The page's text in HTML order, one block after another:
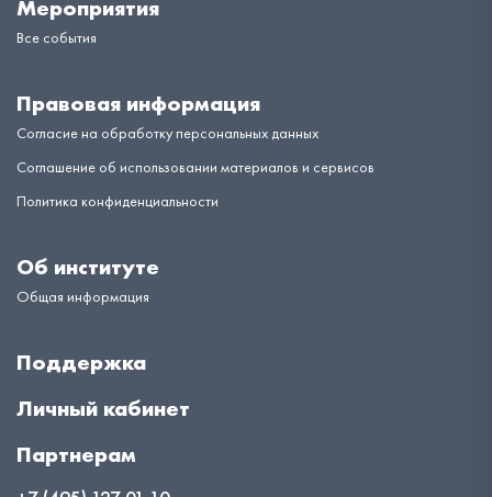
Мероприятия
Все события
Правовая информация
Согласие на обработку персональных данных
Соглашение об использовании материалов и сервисов
Политика конфиденциальности
Об институте
Общая информация
Поддержка
Личный кабинет
Партнерам